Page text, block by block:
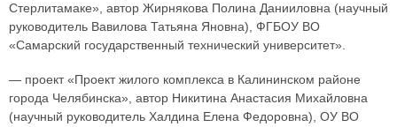
Стерлитамаке», автор Жирнякова Полина Данииловна (научный
руководитель Вавилова Татьяна Яновна), ФГБОУ ВО
«Самарский государственный технический университет».
— проект «Проект жилого комплекса в Калининском районе
города Челябинска», автор Никитина Анастасия Михайловна
(научный руководитель Халдина Елена Федоровна), ОУ ВО